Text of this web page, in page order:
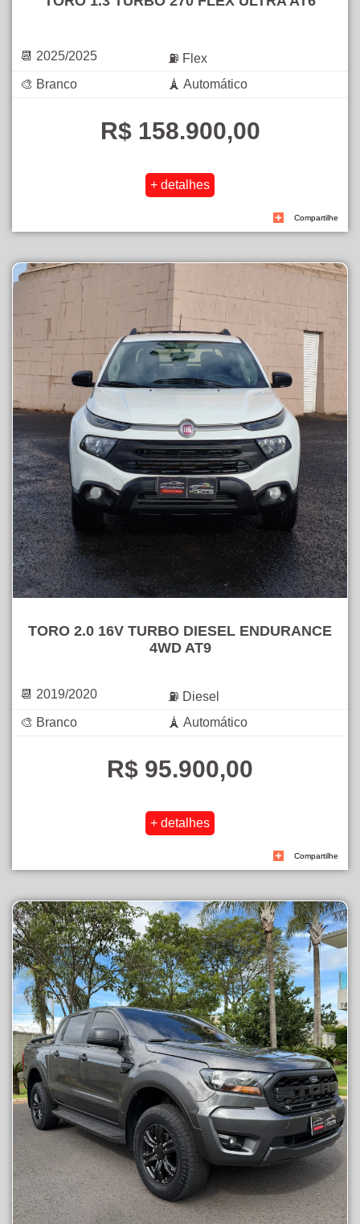
📆 2025/2025
⛽ Flex
🎨 Branco
🗼 Automático
R$ 158.900,00
Compartilhe
TORO 2.0 16V TURBO DIESEL ENDURANCE
4WD AT9
📆 2019/2020
⛽ Diesel
🎨 Branco
🗼 Automático
R$ 95.900,00
Compartilhe